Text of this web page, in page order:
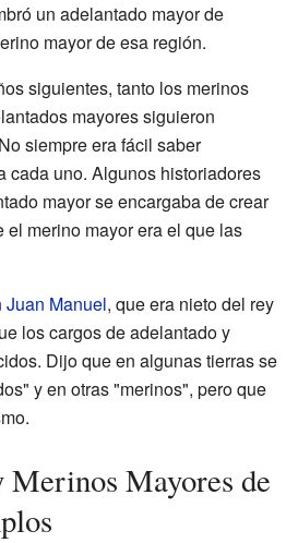
un adelantado mayor de
mayor de esa región.
siguientes, tanto los merinos
mayores siguieron
siempre era fácil saber
cada uno. Algunos historiadores
mayor se encargaba de crear
el merino mayor era el que las
Juan Manuel, que era nieto del rey
los cargos de adelantado y
Dijo que en algunas tierras se
y en otras "merinos", pero que
Merinos Mayores de